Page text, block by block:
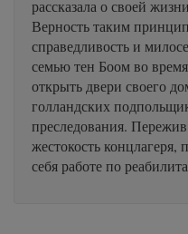
рассказала о своей
Верность таким
справедливость и
семью тен Боом во
открыть двери своего
голландских
преследования.
жестокость
себя работе по